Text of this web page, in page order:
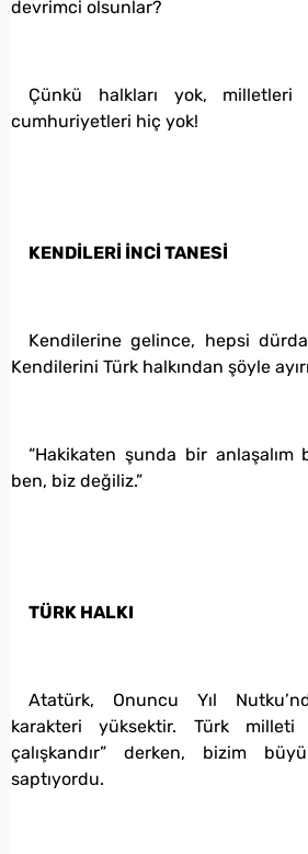
devrimci olsunlar?
Çünkü halkları yok, milletleri
cumhuriyetleri hiç yok!
KENDİLERİ İNCİ TANESİ
Kendilerine gelince, hepsi
Kendilerini Türk halkından şöyle
“Hakikaten şunda bir anlaşalım
ben, biz değiliz.”
TÜRK HALKI
Atatürk, Onuncu Yıl
karakteri yüksektir. Türk
çalışkandır” derken, bizim
saptıyordu.